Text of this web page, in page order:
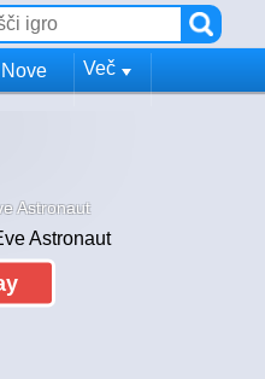
Nove Več
Astronaut